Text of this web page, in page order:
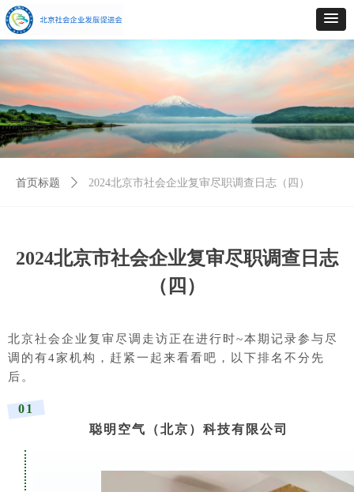
2024北京市社会企业复审尽职调查日志
（四）
北京社会企业复审尽调走访正在进行时~本期记录参与尽
调的有4家机构，赶紧一起来看看吧，以下排名不分先
后。
01
聪明空气（北京）科技有限公司
首页标题 ꄲ 2024北京市社会企业复审尽职调查日志（四）